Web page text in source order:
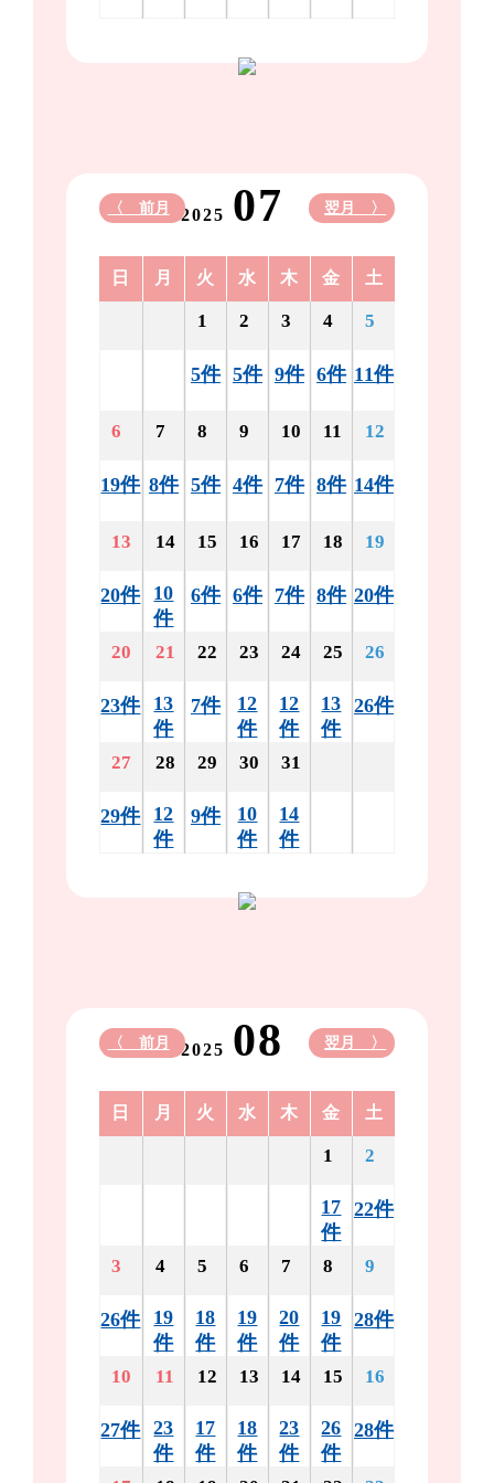
2025 07
〈 前月 翌月 〉
日 月 火 水 木 金 土
1
5件
2
5件
3
9件
4
6件
5
11件
6
19件
7
8件
8
5件
9
4件
10
7件
11
8件
12
14件
13
20件
14
10
件
15
6件
16
6件
17
7件
18
8件
19
20件
20
23件
21
13
件
22
7件
23
12
件
24
12
件
25
13
件
26
26件
27
29件
28
12
件
29
9件
30
10
件
31
14
件
2025 08
〈 前月 翌月 〉
日 月 火 水 木 金 土
1
17
件
2
22件
3
26件
4
19
件
5
18
件
6
19
件
7
20
件
8
19
件
9
28件
10
27件
11
23
件
12
17
件
13
18
件
14
23
件
15
26
件
16
28件